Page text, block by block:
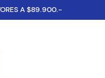
A $89.900.-